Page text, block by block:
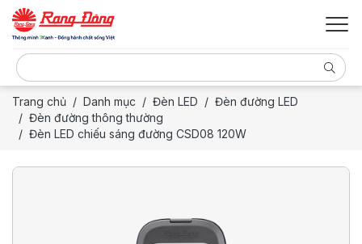
Trang chủ Danh mục Đèn LED
Đèn đường LED
Đèn đường thông thường
Đèn LED chiếu sáng đường CSD08 120W